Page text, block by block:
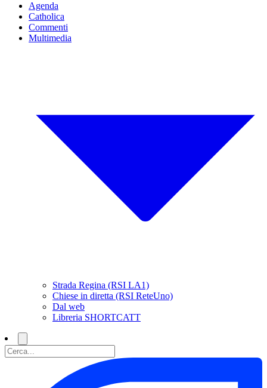
Agenda
Catholica
Commenti
Multimedia
Strada Regina (RSI LA1)
Chiese in diretta (RSI ReteUno)
Dal web
Libreria SHORTCATT